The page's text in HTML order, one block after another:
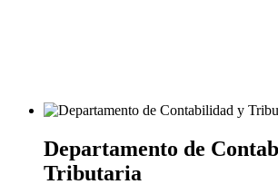
Departamento de
Tributaria